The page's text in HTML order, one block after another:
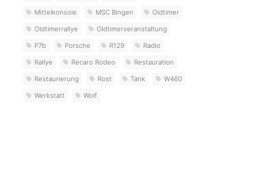
Mittelkonsole MSC Bingen Oldtimer
Oldtimerrallye Oldtimerveranstaltung
P7b Porsche R129 Radio
Rallye Recaro Rodeo Restauration
Restaurierung Rost Tank W460
Werkstatt Wolf